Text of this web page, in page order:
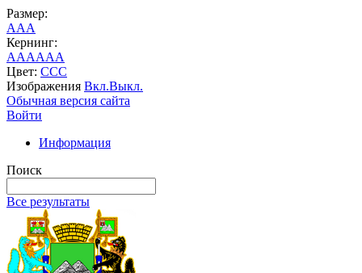
Размер:
AAA
Кернинг:
AAAAAA
Цвет: CCC
Изображения Вкл.Выкл.
Обычная версия сайта
Войти
Информация
Поиск
Все результаты